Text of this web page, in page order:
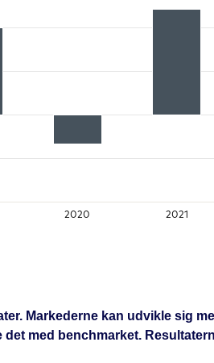
2020 2021
Markederne kan udvikle sig
med benchmarket.